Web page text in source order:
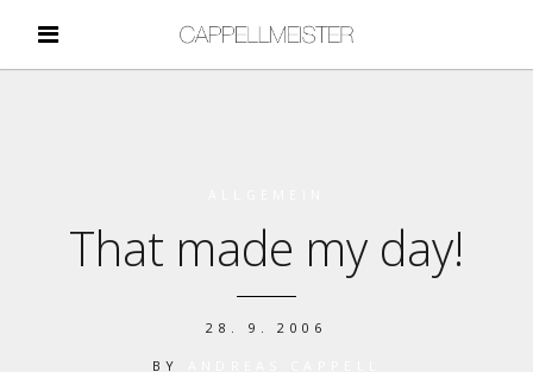
That made my day!
28. 9. 2006
BY